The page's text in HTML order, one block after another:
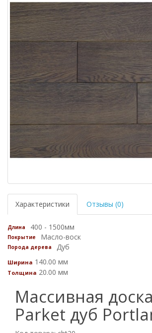
Характеристики Отзывы (0)
Длина 400 - 1500мм
Покрытие Масло-воск
Порода дерева Дуб
Ширина 140.00 мм
Толщина 20.00 мм
Массивная
Parket дуб